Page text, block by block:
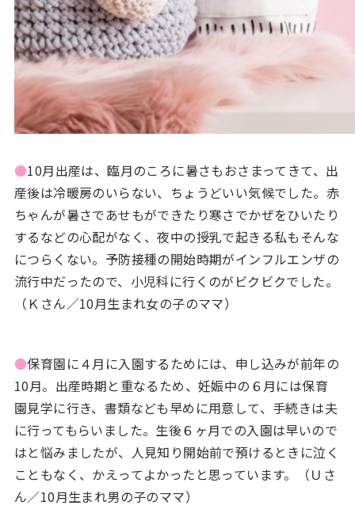
●10月出産は、臨月のころに暑さもおさまってきて、出
産後は冷暖房のいらない、ちょうどいい気候でした。赤
ちゃんが暑さであせもができたり寒さでかぜをひいたり
するなどの心配がなく、夜中の授乳で起きる私もそんな
につらくない。予防接種の開始時期がインフルエンザの
流行中だったので、小児科に行くのがビクビクでした。
（Ｋさん／10月生まれ女の子のママ）
●保育園に４月に入園するためには、申し込みが前年の
10月。出産時期と重なるため、妊娠中の６月には保育
園見学に行き、書類なども早めに用意して、手続きは夫
に行ってもらいました。生後６ヶ月での入園は早いので
はと悩みましたが、人見知り開始前で預けるときに泣く
こともなく、かえってよかったと思っています。（Ｕさ
ん／10月生まれ男の子のママ）